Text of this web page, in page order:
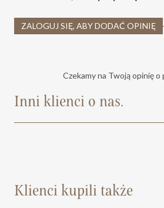
ZALOGUJ SIĘ, ABY DODAĆ OPINIĘ
Czekamy na Twoją opinię o
Inni klienci o nas.
Klienci kupili także